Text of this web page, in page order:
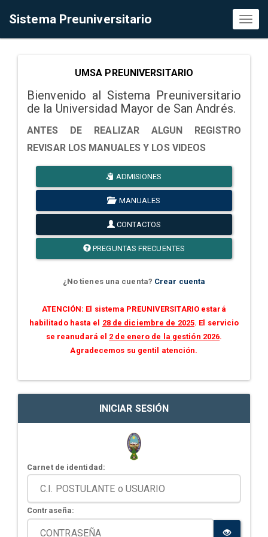
Sistema Preuniversitario
UMSA PREUNIVERSITARIO
Bienvenido al Sistema Preuniversitario
de la Universidad Mayor de San Andrés.
ANTES DE REALIZAR ALGUN REGISTRO
REVISAR LOS MANUALES Y LOS VIDEOS
ADMISIONES
MANUALES
CONTACTOS
PREGUNTAS FRECUENTES
¿No tienes una cuenta? Crear cuenta
ATENCIÓN: El sistema PREUNIVERSITARIO estará
habilitado hasta el 28 de diciembre de 2025. El servicio
se reanudará el 2 de enero de la gestión 2026.
Agradecemos su gentil atención.
INICIAR SESIÓN
Carnet de identidad:
Contraseña: